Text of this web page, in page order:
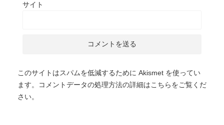
サイト
このサイトはスパムを低減するために Akismet を使ってい
ます。
コメントデータの処理方法の詳細はこちらをご覧くだ
さい。